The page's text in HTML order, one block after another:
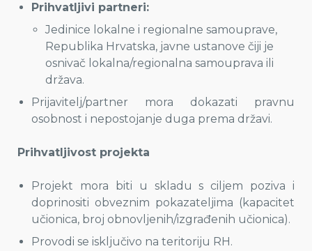
Prihvatljivi partneri:
Jedinice lokalne i regionalne samouprave,
Republika Hrvatska, javne ustanove čiji je
osnivač lokalna/regionalna samouprava ili
država.
Prijavitelj/partner mora dokazati pravnu
osobnost i nepostojanje duga prema državi.
Prihvatljivost projekta
Projekt mora biti u skladu s ciljem poziva i
doprinositi obveznim pokazateljima (kapacitet
učionica, broj obnovljenih/izgrađenih učionica).
Provodi se isključivo na teritoriju RH.